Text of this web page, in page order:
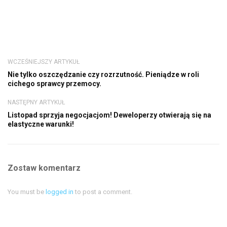
WCZEŚNIEJSZY ARTYKUŁ
Nie tylko oszczędzanie czy rozrzutność. Pieniądze w roli
cichego sprawcy przemocy.
NASTĘPNY ARTYKUŁ
Listopad sprzyja negocjacjom! Deweloperzy otwierają się na
elastyczne warunki!
Zostaw komentarz
You must be logged in to post a comment.